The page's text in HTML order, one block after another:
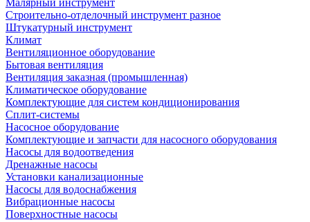
Малярный инструмент
Строительно-отделочный инструмент разное
Штукатурный инструмент
Климат
Вентиляционное оборудование
Бытовая вентиляция
Вентиляция заказная (промышленная)
Климатическое оборудование
Комплектующие для систем кондиционирования
Сплит-системы
Насосное оборудование
Комплектующие и запчасти для насосного оборудования
Насосы для водоотведения
Дренажные насосы
Установки канализационные
Насосы для водоснабжения
Вибрационные насосы
Поверхностные насосы